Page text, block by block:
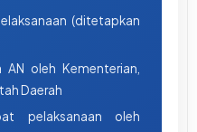
(ditetapkan
oleh Kementerian,
Daerah
pelaksanaan oleh